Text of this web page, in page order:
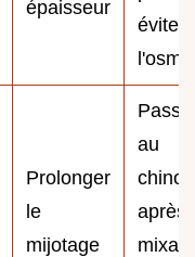
épaisseur
éviter
Prolonger
le
mijotage
au
après